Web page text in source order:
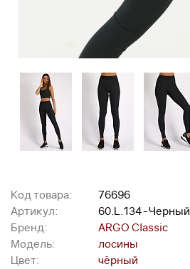
Код товара:
76696
Артикул:
60.L.134-Черный
Бренд:
ARGO Classic
Модель:
лосины
Цвет:
чёрный